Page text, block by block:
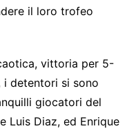
il loro trofeo
vittoria per 5-
i detentori si sono
giocatori del
Luis Diaz, ed Enrique